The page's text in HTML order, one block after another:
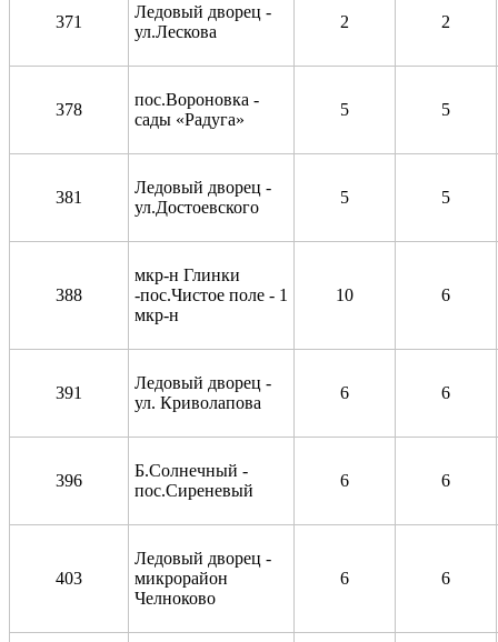
371
Ледовый дворец -
ул.Лескова
2 2
378
пос.Вороновка -
сады «Радуга»
5 5
381
Ледовый дворец -
ул.Достоевского
5 5
388
мкр-н Глинки
-пос.Чистое поле - 1
мкр-н
10 6
391
Ледовый дворец -
ул. Криволапова
6 6
396
Б.Солнечный -
пос.Сиреневый
6 6
403
Ледовый дворец -
микрорайон
Челноково
6 6